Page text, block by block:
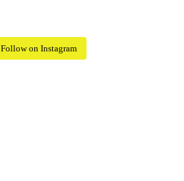
Follow on Instagram